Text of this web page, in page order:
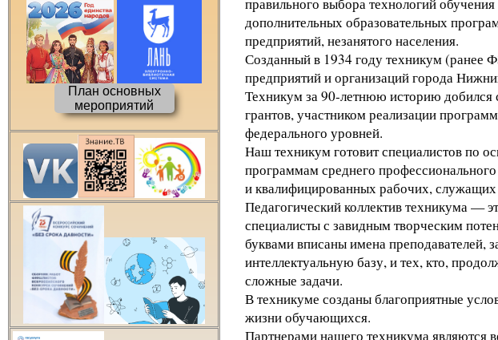
План основных
мероприятий
дополнительных образовательных
предприятий, незанятого населения.
Созданный в 1934 году техникум (ранее
предприятий и организаций города
Техникум за 90-летнюю историю добился
грантов, участником реализации
федерального уровней.
Наш техникум готовит специалистов по
программам среднего
и квалифицированных рабочих,
Педагогический коллектив техникума —
специалисты с завидным творческим
буквами вписаны имена преподавателей,
интеллектуальную базу, и тех, кто,
сложные задачи.
В техникуме созданы благоприятные
жизни обучающихся.
Партнерами нашего техникума являются